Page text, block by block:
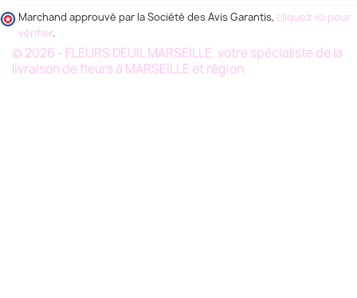
Marchand approuvé par la Société des Avis Garantis, cliquez ici pour
vérifier.
© 2026 - FLEURS DEUIL MARSEILLE, votre spécialiste de la
livraison de fleurs à MARSEILLE et région